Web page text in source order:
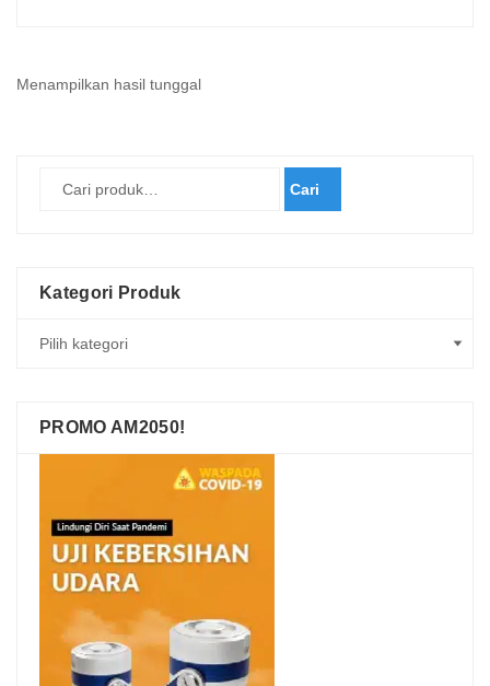
Menampilkan hasil tunggal
Cari
Kategori Produk
PROMO AM2050!